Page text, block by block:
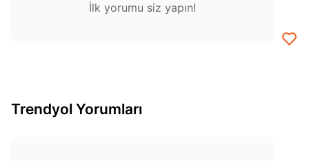
İlk yorumu siz yapın!
Trendyol Yorumları